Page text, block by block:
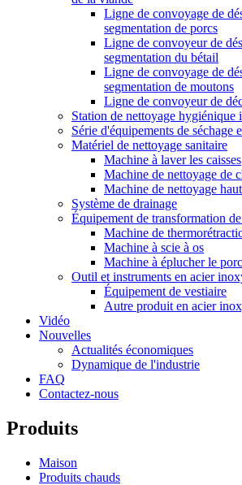
Ligne de convoyage de
segmentation de porcs
Ligne de convoyeur de
segmentation du bétail
Ligne de convoyage de
segmentation de moutons
Ligne de convoyeur de
Station de nettoyage hygiénique
Série d'équipements de séchage
Matériel de nettoyage sanitaire
Machine à laver les caisses
Machine de nettoyage de
Machine de nettoyage
Système de drainage
Équipement de transformation
Machine de
Machine à scie à os
Machine à éplucher le porc
Outil et instruments en acier
Équipement de vestiaire
Autre produit en acier
Vidéo
Nouvelles
Actualités économiques
Dynamique de l'industrie
FAQ
Contactez-nous
Produits
Maison
Produits chauds